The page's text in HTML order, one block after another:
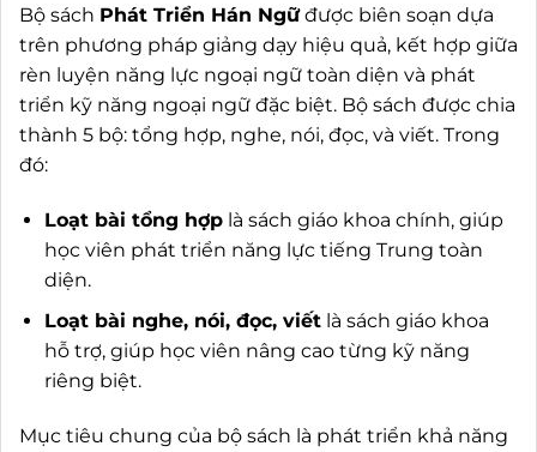
Bộ sách Phát Triển Hán Ngữđược biên soạn dựa
trên phương pháp giảng dạy hiệu quả, kết hợp giữa
rèn luyện năng lực ngoại ngữ toàn diện và phát
triển kỹ năng ngoại ngữ đặc biệt. Bộ sách được chia
thành 5 bộ: tổng hợp, nghe, nói, đọc, và viết. Trong
đó:
Loạt bài tổng hợplà sách giáo khoa chính, giúp
học viên phát triển năng lực tiếng Trung toàn
diện.
Loạt bài nghe, nói, đọc, viếtlà sách giáo khoa
hỗ trợ, giúp học viên nâng cao từng kỹ năng
riêng biệt.
Mục tiêu chung của bộ sách là phát triển khả năng